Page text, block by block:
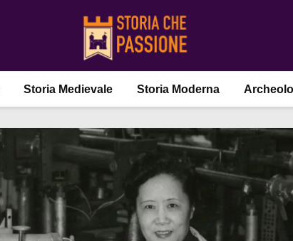
Storia Medievale Storia Moderna